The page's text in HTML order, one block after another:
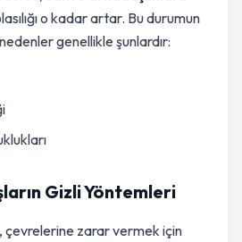
o kadar artar. Bu durumun
genellikle şunlardır:
Gizli Yöntemleri
, çevrelerine zarar vermek için